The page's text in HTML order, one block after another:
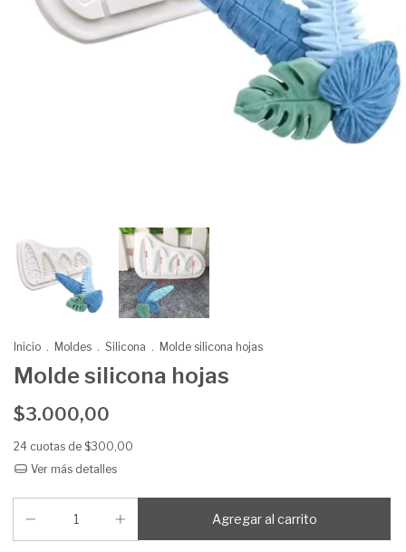
Inicio . Moldes . Silicona . Molde silicona hojas
Molde silicona hojas
$3.000,00
24 cuotas de $300,00
Ver más detalles